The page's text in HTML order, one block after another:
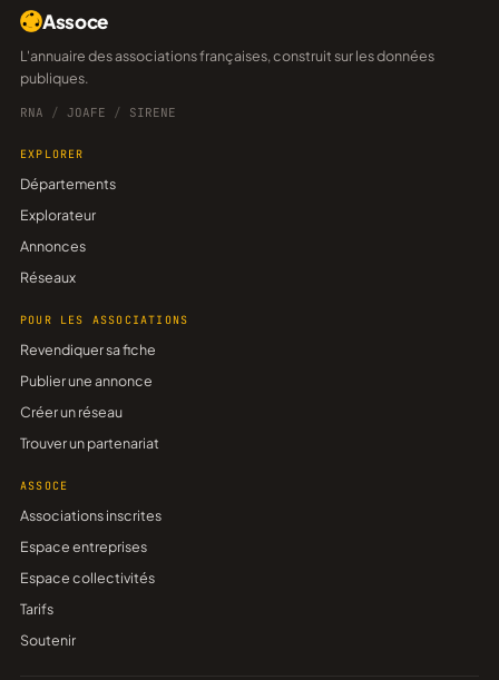
Assoce
L'annuaire des associations françaises, construit sur les données
publiques.
RNA / JOAFE / SIRENE
EXPLORER
Départements
Explorateur
Annonces
Réseaux
POUR LES ASSOCIATIONS
Revendiquer sa fiche
Publier une annonce
Créer un réseau
Trouver un partenariat
ASSOCE
Associations inscrites
Espace entreprises
Espace collectivités
Tarifs
Soutenir